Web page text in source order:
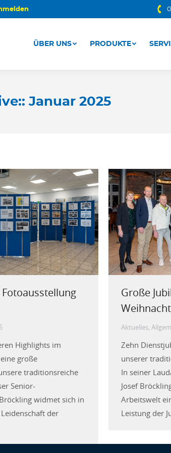
ÜBER UNS PRODUKTE
Januar 2025
Fotoausstellung
Highlights im
große
traditionsreiche
Senior-
widmet sich in
der
Große
Aktuelles
Zehn
unserer
In seiner
Josef
Arbeitswelt
Leistung der